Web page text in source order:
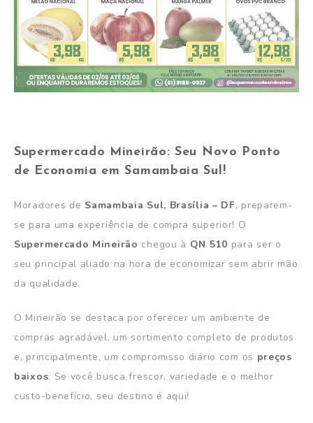
Supermercado Mineirão: Seu Novo Ponto
de Economia em Samambaia Sul!
Moradores de Samambaia Sul, Brasília – DF, preparem-
se para uma experiência de compra superior! O
Supermercado Mineirão chegou à QN 510 para ser o
seu principal aliado na hora de economizar sem abrir mão
da qualidade.
O Mineirão se destaca por oferecer um ambiente de
compras agradável, um sortimento completo de produtos
e, principalmente, um compromisso diário com os preços
baixos. Se você busca frescor, variedade e o melhor
custo-benefício, seu destino é aqui!